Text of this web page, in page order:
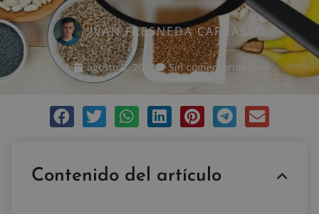
IVAN FRESNEDA CARRASCO
agosto 9, 2018 Sin comentarios
Contenido del artículo